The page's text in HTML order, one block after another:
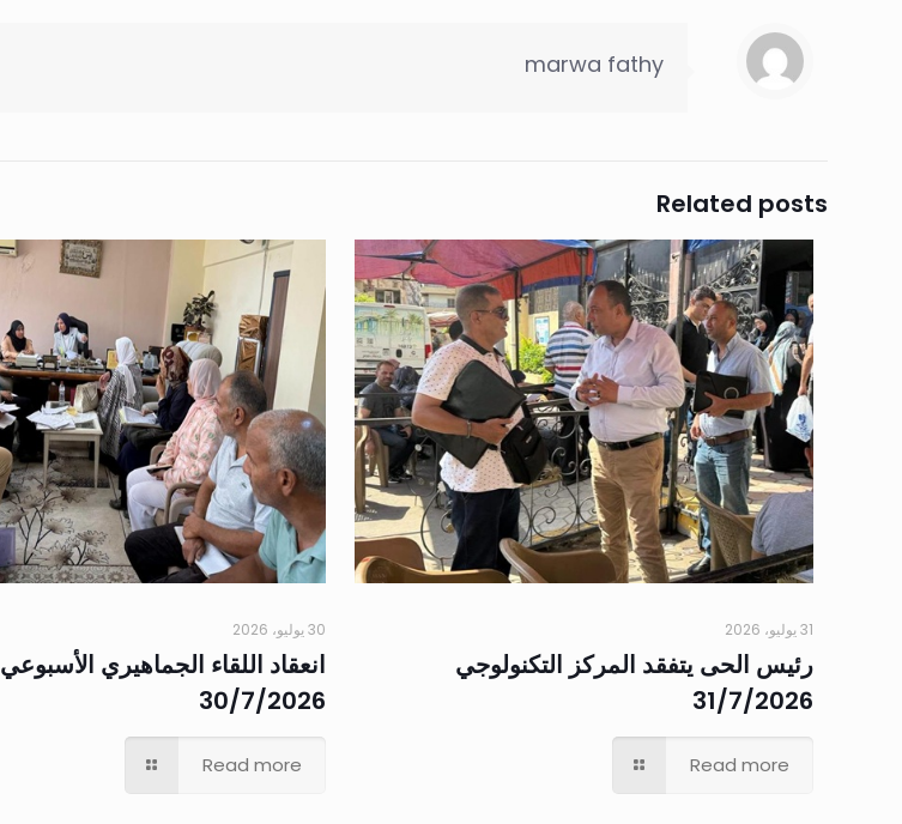
marwa fathy
Related posts
31 يوليو، 2026
رئيس الحى يتفقد المركز التكنولوجي
31/7/2026
Read more
30 يوليو، 2026
انعقاد اللقاء الجماهيري الأسبوعي
30/7/2026
Read more